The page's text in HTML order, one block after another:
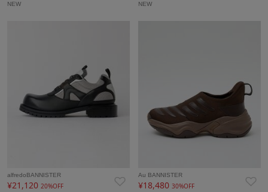
NEW NEW
alfredoBANNISTER
¥21,120 20%OFF
Au BANNISTER
¥18,48030%OFF